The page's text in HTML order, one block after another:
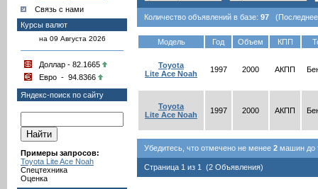
Связь с нами
Курсы валют
на 09 Августа 2026
Доллар - 82.1665
Евро - 94.8366
Яндекс-поиск по сайту
Примеры запросов:
Toyota Lite Ace Noah
Спецтехника
Оценка
Количество объявлений в базе: 97 (Последнее
Модель Год Объем КПП
Toyota
Lite Ace Noah
1997 2000 АКПП
Toyota
Lite Ace Noah
1997 2000 АКПП
Убедитесь, что отмечено не менее 2 машин до
Страница 1 из 1 (2 Объявления)